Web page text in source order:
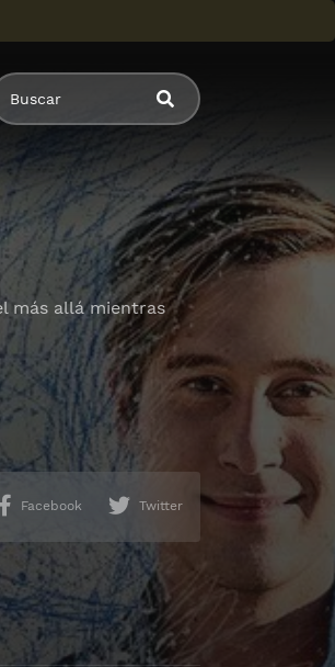
más allá mientras
Facebook Twitter